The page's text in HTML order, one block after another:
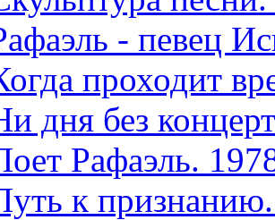
- певец
проходит
дня без
Рафаэль.
к